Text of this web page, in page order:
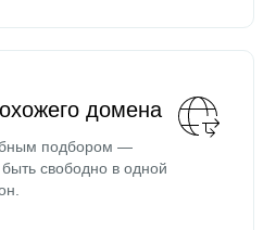
домена
подбором —
свободно в одной